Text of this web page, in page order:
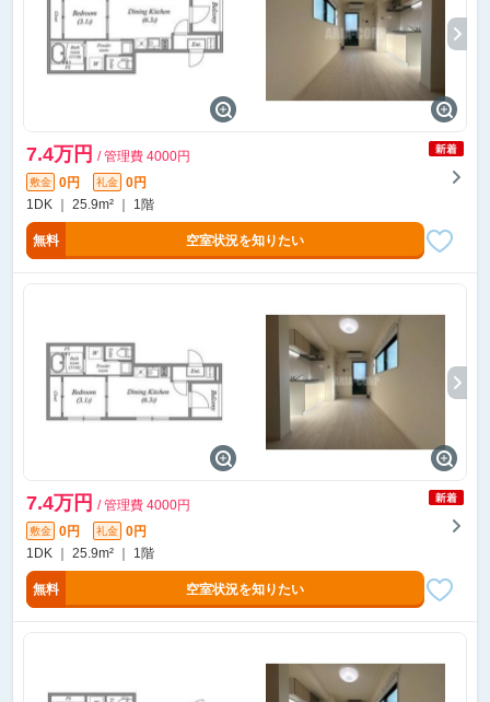
7.4万円 / 管理費 4000円
敷金 0円 礼金
0円
1DK ｜ 25.9m² ｜ 1階
無料 空室状況を知りたい
7.4万円 / 管理費 4000円
敷金 0円 礼金
0円
1DK ｜ 25.9m² ｜ 1階
無料 空室状況を知りたい